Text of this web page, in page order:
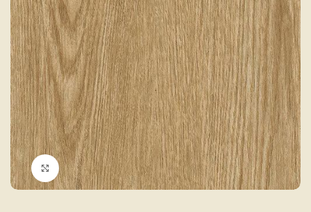
Click to enlarge